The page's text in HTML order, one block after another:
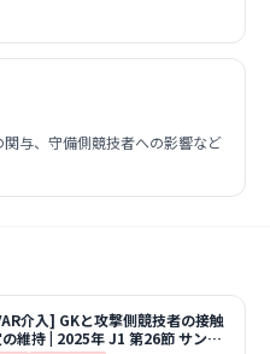
与、守備側競技者への影響など
介入] GKと攻撃側競技者の接触
維持 | 2025年 J1 第26節 サンフ